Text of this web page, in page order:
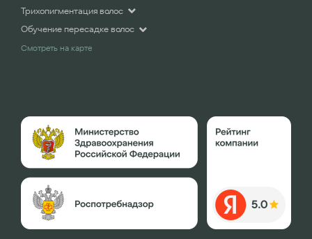
Трихопигментация волос
Обучение пересадке волос
Смотреть на карте